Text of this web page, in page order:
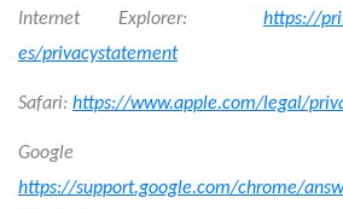
Internet Explorer: https://
es/privacystatement
Safari: https://www.apple.com/legal/
Google
https://support.google.com/chrome/